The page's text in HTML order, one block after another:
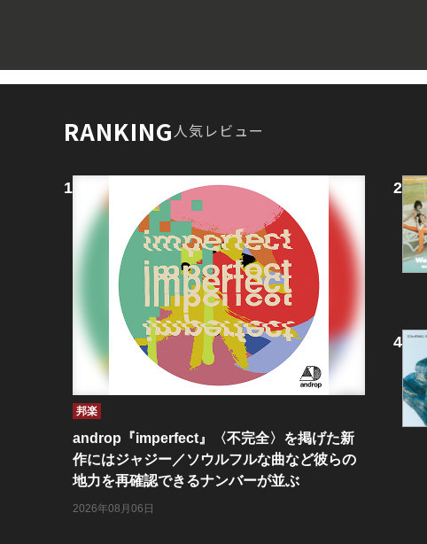
RANKING人気レビュー
邦楽
androp『imperfect』〈不完全〉を掲げた新
作にはジャジー／ソウルフルな曲など彼らの
地力を再確認できるナンバーが並ぶ
2026年08月06日